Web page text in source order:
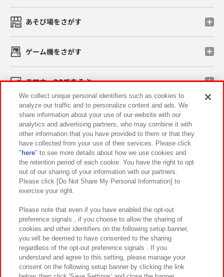
あそび場をさがす
ゲーム機をさがす
スマホ・PCであそぶ
イベント・キャンペーン
関連会社 サステナビリティ サイトポリシー
プライバシーポリシー ウェブアクセシビリティ方針と検証結果
お取引先さまとともに
カスタマーハラスメント対応方針 よくあるご質問・お問い合わせ
We collect unique personal identifiers such as cookies to
analyze our traffic and to personalize content and ads. We
share information about your use of our website with our
analytics and advertising partners, who may combine it with
other information that you have provided to them or that they
have collected from your use of their services. Please click
" here" to see more details about how we use cookies and
the retention period of each cookie. You have the right to opt
out of our sharing of your information with our partners.
Please click [Do Not Share My Personal Information] to
exercise your right.
Please note that even if you have enabled the opt-out
preference signals , if you choose to allow the sharing of
cookies and other identifiers on the following setup banner,
you will be deemed to have consented to the sharing
regardless of the opt-out preference signals . If you
understand and agree to this setting, please manage your
consent on the following setup banner by clicking the link